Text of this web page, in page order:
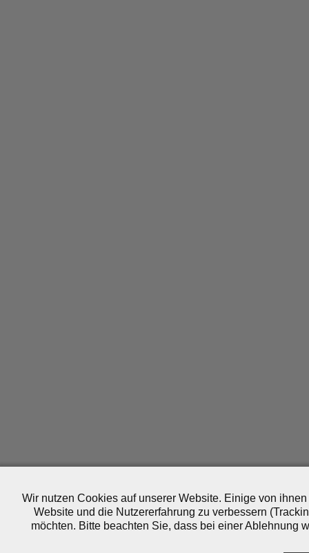
Wir nutzen Cookies auf unserer Website. Einige von
Website und die Nutzererfahrung zu verbessern
möchten. Bitte beachten Sie, dass bei einer Ablehnung